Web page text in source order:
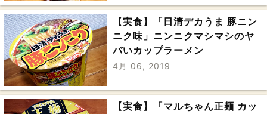
【実食】「日清デカうま 豚ニン
ニク味」ニンニクマシマシのヤ
バいカップラーメン
4月 06, 2019
【実食】「マルちゃん正麺 カッ